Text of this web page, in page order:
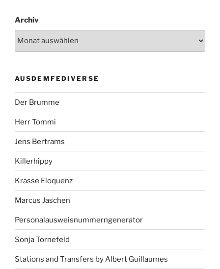
Archiv
AUSDEMFEDIVERSE
Der Brumme
Herr Tommi
Jens Bertrams
Killerhippy
Krasse Eloquenz
Marcus Jaschen
Personalausweisnummerngenerator
Sonja Tornefeld
Stations and Transfers by Albert Guillaumes